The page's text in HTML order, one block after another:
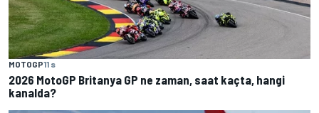
MOTOGP11 s
2026 MotoGP Britanya GP ne zaman, saat kaçta, hangi
kanalda?